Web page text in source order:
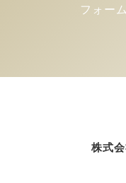
フォー
株式